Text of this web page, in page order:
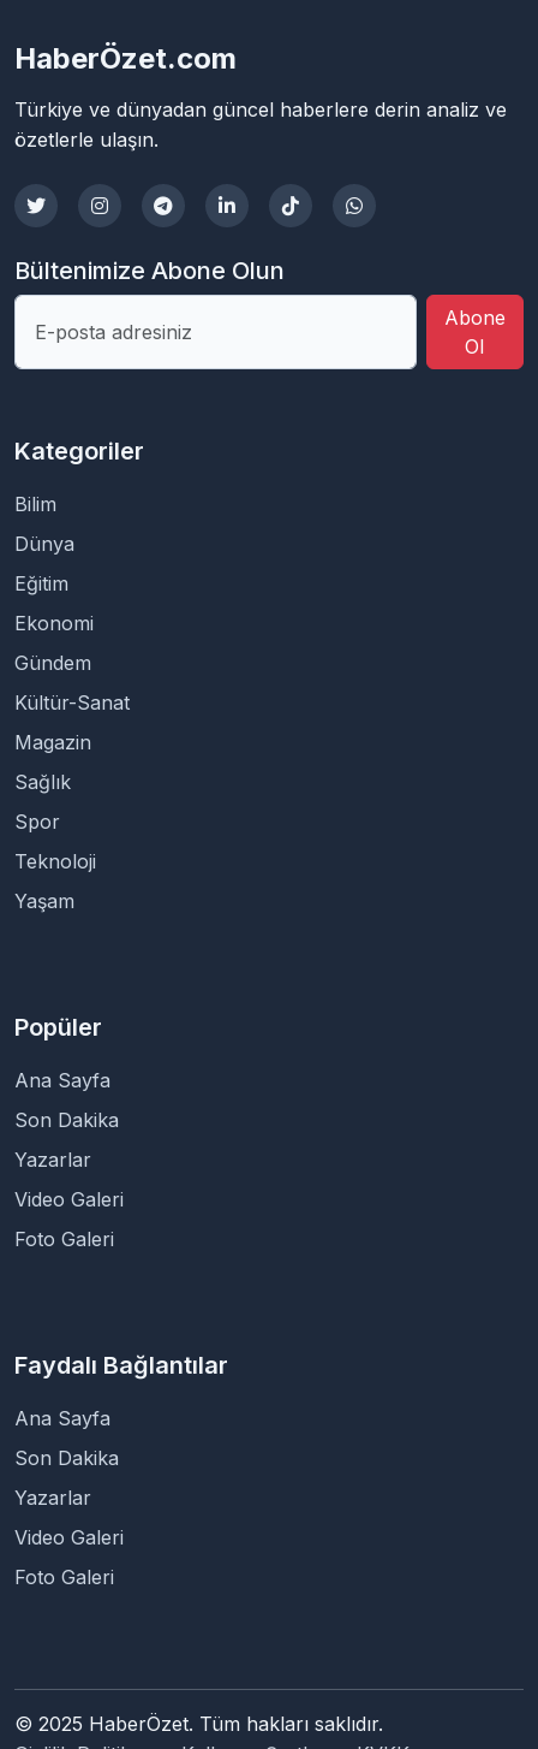
HaberÖzet.com
Türkiye ve dünyadan güncel haberlere derin analiz ve
özetlerle ulaşın.
Bültenimize Abone Olun
Abone
Ol
Kategoriler
Bilim
Dünya
Eğitim
Ekonomi
Gündem
Kültür-Sanat
Magazin
Sağlık
Spor
Teknoloji
Yaşam
Popüler
Ana Sayfa
Son Dakika
Yazarlar
Video Galeri
Foto Galeri
Faydalı Bağlantılar
Ana Sayfa
Son Dakika
Yazarlar
Video Galeri
Foto Galeri
© 2025 HaberÖzet. Tüm hakları saklıdır.